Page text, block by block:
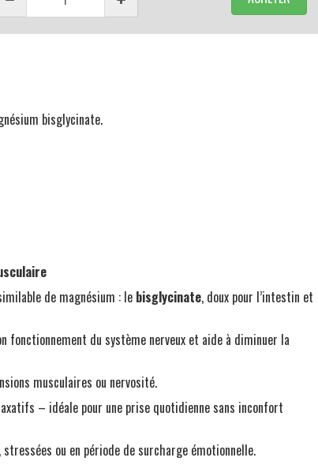
bisglycinate.
de magnésium : le bisglycinate, doux pour l’intestin et
fonctionnement du système nerveux et aide à diminuer la
musculaires ou nervosité.
– idéale pour une prise quotidienne sans inconfort
ou en période de surcharge émotionnelle.